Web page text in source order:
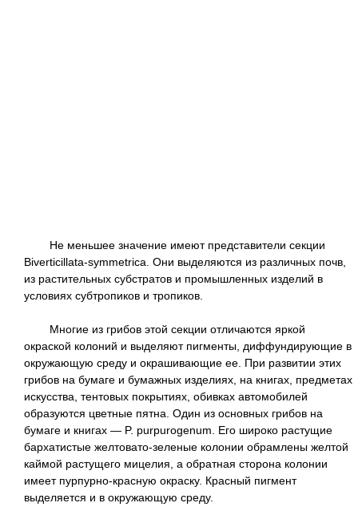
Не меньшее значение имеют представители секции
Biverticillata-symmetrica. Они выделяются из различных почв,
из растительных субстратов и промышленных изделий в
условиях субтропиков и тропиков.
Многие из грибов этой секции отличаются яркой
окраской колоний и выделяют пигменты, диффундирующие в
окружающую среду и окрашивающие ее. При развитии этих
грибов на бумаге и бумажных изделиях, на книгах, предметах
искусства, тентовых покрытиях, обивках автомобилей
образуются цветные пятна. Один из основных грибов на
бумаге и книгах — P. purpurogenum. Его широко растущие
бархатистые желтовато-зеленые колонии обрамлены желтой
каймой растущего мицелия, а обратная сторона колонии
имеет пурпурно-красную окраску. Красный пигмент
выделяется и в окружающую среду.